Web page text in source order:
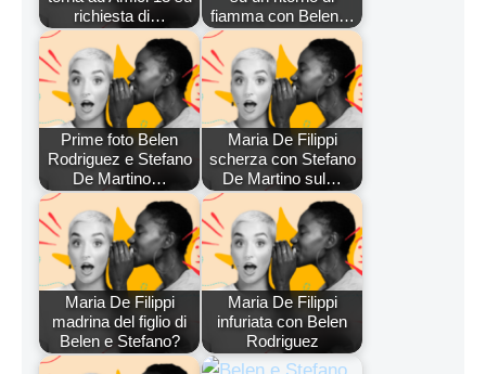
richiesta di…
fiamma con Belen…
Prime foto Belen
Rodriguez e Stefano
De Martino…
Maria De Filippi
scherza con Stefano
De Martino sul…
Maria De Filippi
madrina del figlio di
Belen e Stefano?
Maria De Filippi
infuriata con Belen
Rodriguez